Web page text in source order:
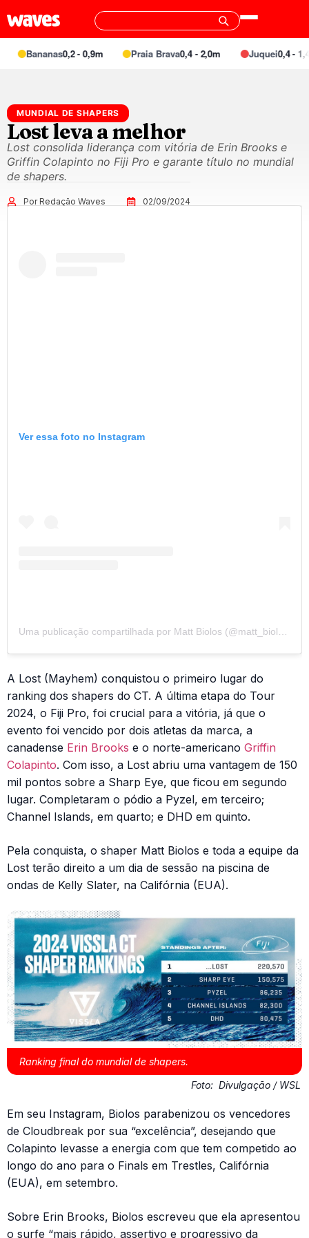
Bananas0,2 - 0,9m Praia Brava0,4 - 2,0m Juquei0,4 - 1,4m
MUNDIAL DE SHAPERS
Lost leva a melhor
Lost consolida liderança com vitória de Erin Brooks e
Griffin Colapinto no Fiji Pro e garante título no mundial
de shapers.
Por Redação Waves 02/09/2024
Ver essa foto no Instagram
A Lost (Mayhem) conquistou o primeiro lugar do
ranking dos shapers do CT. A última etapa do Tour
2024, o Fiji Pro, foi crucial para a vitória, já que o
evento foi vencido por dois atletas da marca, a
canadense Erin Brooks e o norte-americano Griffin
Colapinto. Com isso, a Lost abriu uma vantagem de 150
mil pontos sobre a Sharp Eye, que ficou em segundo
lugar. Completaram o pódio a Pyzel, em terceiro;
Channel Islands, em quarto; e DHD em quinto.
Pela conquista, o shaper Matt Biolos e toda a equipe da
Lost terão direito a um dia de sessão na piscina de
ondas de Kelly Slater, na Califórnia (EUA).
Ranking final do mundial de shapers.
Foto: Divulgação / WSL
Em seu Instagram, Biolos parabenizou os vencedores
de Cloudbreak por sua “excelência”, desejando que
Colapinto levasse a energia com que tem competido ao
longo do ano para o Finals em Trestles, Califórnia
(EUA), em setembro.
Sobre Erin Brooks, Biolos escreveu que ela apresentou
o surfe “mais rápido, assertivo e progressivo da